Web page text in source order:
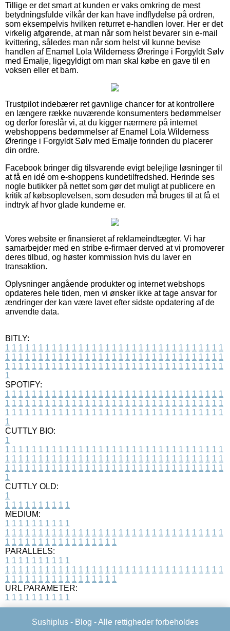
Tillige er det smart at kunden er vaks omkring de mest
betydningsfulde vilkår der kan have indflydelse på ordren,
som eksempelvis hvilken returret e-handlen lover. Her er det
virkelig afgørende, at man når som helst bevarer sin e-mail
kvittering, således man når som helst vil kunne bevise
handlen af Enamel Lola Wilderness Øreringe i Forgyldt Sølv
med Emalje, ligegyldigt om man skal købe en gave til en
voksen eller et barn.
Trustpilot indebærer ret gavnlige chancer for at kontrollere
en længere række nuværende konsumenters bedømmelser
og derfor foreslår vi, at du kigger nærmere på internet
webshoppens bedømmelser af Enamel Lola Wilderness
Øreringe i Forgyldt Sølv med Emalje forinden du placerer
din ordre.
Facebook bringer dig tilsvarende evigt belejlige løsninger til
at få en idé om e-shoppens kundetilfredshed. Herinde ses
nogle butikker på nettet som gør det muligt at publicere en
kritik af købsoplevelsen, som desuden må bruges til at få et
indtryk af hvor glade kunderne er.
Vores website er finansieret af reklameindtægter. Vi har
samarbejder med en stribe e-firmaer derved at vi promoverer
deres tilbud, og høster kommission hvis du laver en
transaktion.
Oplysninger angående produkter og internet webshops
opdateres hele tiden, men vi ønsker ikke at tage ansvar for
ændringer der kan være lavet efter sidste opdatering af de
anvendte data.
BITLY:
1 1 1 1 1 1 1 1 1 1 1 1 1 1 1 1 1 1 1 1 1 1 1 1 1 1 1 1 1 1 1 1 1
1 1 1 1 1 1 1 1 1 1 1 1 1 1 1 1 1 1 1 1 1 1 1 1 1 1 1 1 1 1 1 1 1
1 1 1 1 1 1 1 1 1 1 1 1 1 1 1 1 1 1 1 1 1 1 1 1 1 1 1 1 1 1 1 1 1
1
SPOTIFY:
1 1 1 1 1 1 1 1 1 1 1 1 1 1 1 1 1 1 1 1 1 1 1 1 1 1 1 1 1 1 1 1 1
1 1 1 1 1 1 1 1 1 1 1 1 1 1 1 1 1 1 1 1 1 1 1 1 1 1 1 1 1 1 1 1 1
1 1 1 1 1 1 1 1 1 1 1 1 1 1 1 1 1 1 1 1 1 1 1 1 1 1 1 1 1 1 1 1 1
1
CUTTLY BIO:
1
1 1 1 1 1 1 1 1 1 1 1 1 1 1 1 1 1 1 1 1 1 1 1 1 1 1 1 1 1 1 1 1 1
1 1 1 1 1 1 1 1 1 1 1 1 1 1 1 1 1 1 1 1 1 1 1 1 1 1 1 1 1 1 1 1 1
1 1 1 1 1 1 1 1 1 1 1 1 1 1 1 1 1 1 1 1 1 1 1 1 1 1 1 1 1 1 1 1 1
1
CUTTLY OLD:
1
1 1 1 1 1 1 1 1 1 1
MEDIUM:
1 1 1 1 1 1 1 1 1 1
1 1 1 1 1 1 1 1 1 1 1 1 1 1 1 1 1 1 1 1 1 1 1 1 1 1 1 1 1 1 1 1 1
1 1 1 1 1 1 1 1 1 1 1 1 1 1 1 1 1
PARALLELS:
1 1 1 1 1 1 1 1 1 1
1 1 1 1 1 1 1 1 1 1 1 1 1 1 1 1 1 1 1 1 1 1 1 1 1 1 1 1 1 1 1 1 1
1 1 1 1 1 1 1 1 1 1 1 1 1 1 1 1 1
URL PARAMETER:
1 1 1 1 1 1 1 1 1 1
Sushiplus - Blog - Alle rettigheder forbeholdes